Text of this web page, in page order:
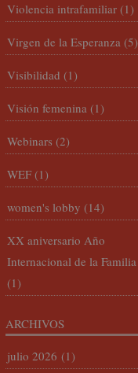
Violencia intrafamiliar (1)
Virgen de la Esperanza (5)
Visibilidad (1)
Visión femenina (1)
Webinars (2)
WEF (1)
women's lobby (14)
XX aniversario Año
Internacional de la Familia
(1)
ARCHIVOS
julio 2026 (1)